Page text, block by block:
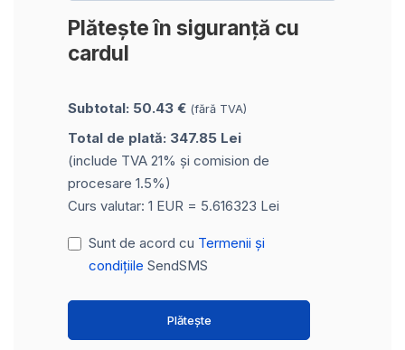
Plătește în siguranță cu
cardul
Subtotal: 50.43 € (fără TVA)
Total de plată: 347.85 Lei
(include TVA 21% și comision de
procesare 1.5%)
Curs valutar: 1 EUR = 5.616323 Lei
Sunt de acord cu Termenii și
condițiile SendSMS
Plătește